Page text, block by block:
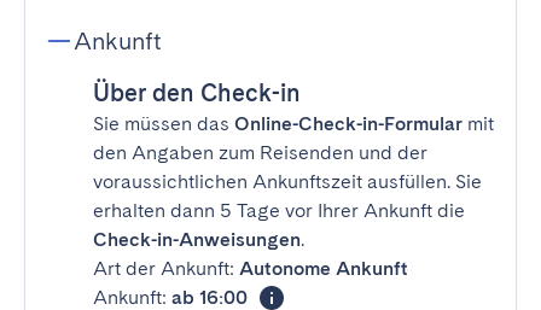
Ankunft
Über den Check-in
Sie müssen das Online-Check-in-Formular mit
den Angaben zum Reisenden und der
voraussichtlichen Ankunftszeit ausfüllen. Sie
erhalten dann 5 Tage vor Ihrer Ankunft die
Check-in-Anweisungen.
Art der Ankunft: Autonome Ankunft
Ankunft: ab 16:00